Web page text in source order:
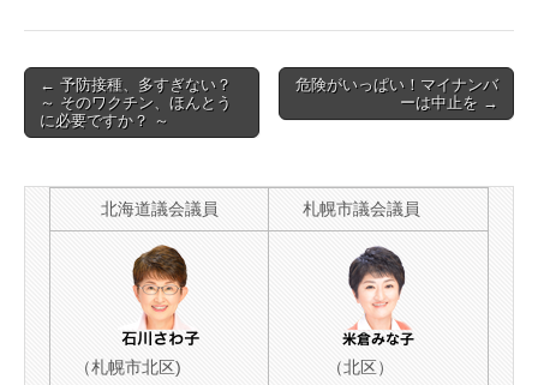
Post
navigation
← 予防接種、多すぎない？
～ そのワクチン、ほんとう
に必要ですか？ ～
危険がいっぱい！マイナンバ
ーは中止を →
北海道議会議員 札幌市議会議員
（札幌市北区) （北区）